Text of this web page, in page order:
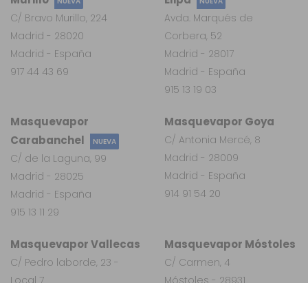
Masquevapor
Carabanchel
NUEVA
C/ de la Laguna, 99
Madrid - 28025
Madrid - España
915 13 11 29
Masquevapor Vallecas
C/ Pedro laborde, 23 -
Local 7
Masquevapor Móstoles
C/ Carmen, 4
Móstoles - 28931
Masquevapor Goya
C/ Antonia Mercé, 8
Madrid - 28009
Madrid - España
914 91 54 20
Avda. Marqués de
Corbera, 52
Madrid - 28017
Madrid - España
915 13 19 03
C/ Bravo Murillo, 224
Madrid - 28020
Madrid - España
917 44 43 69